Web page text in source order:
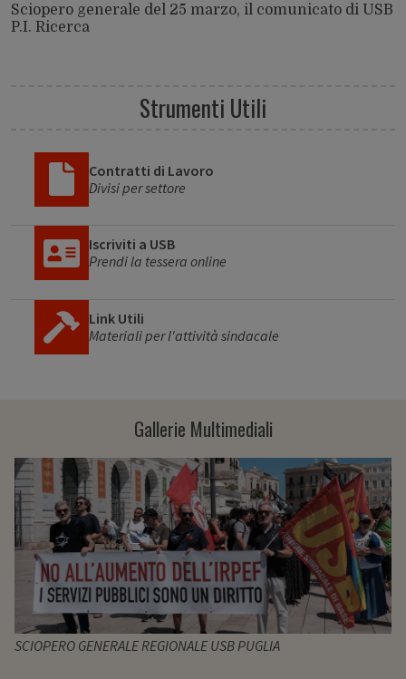
Sciopero generale del 25 marzo, il comunicato di USB
P.I. Ricerca
Strumenti Utili
Contratti di Lavoro
Divisi per settore
Iscriviti a USB
Prendi la tessera online
Link Utili
Materiali per l'attività sindacale
Gallerie Multimediali
SCIOPERO GENERALE REGIONALE USB PUGLIA